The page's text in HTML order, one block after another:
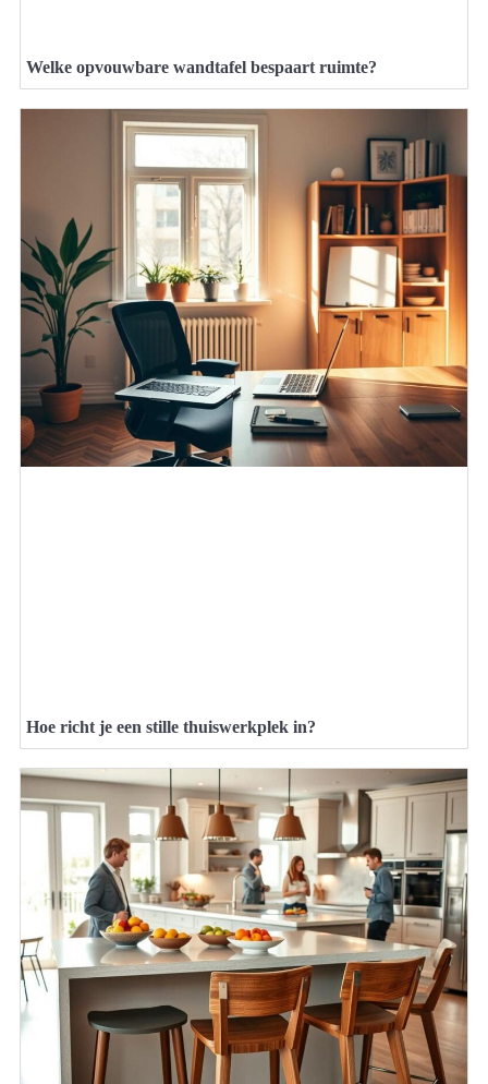
Welke opvouwbare wandtafel bespaart ruimte?
Hoe richt je een stille thuiswerkplek in?